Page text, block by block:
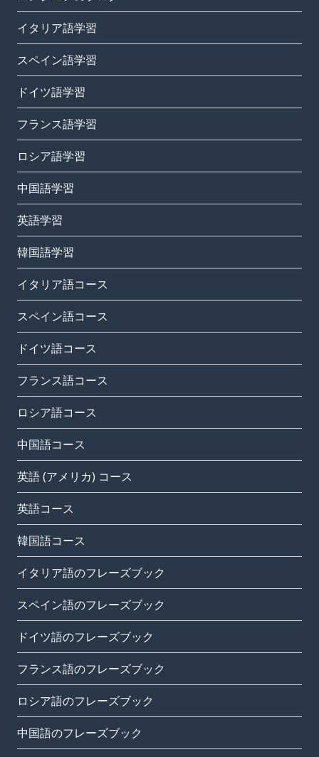
イタリア語学習
スペイン語学習
ドイツ語学習
フランス語学習
ロシア語学習
中国語学習
英語学習
韓国語学習
イタリア語コース
スペイン語コース
ドイツ語コース
フランス語コース
ロシア語コース
中国語コース
英語 (アメリカ) コース
英語コース
韓国語コース
イタリア語のフレーズブック
スペイン語のフレーズブック
ドイツ語のフレーズブック
フランス語のフレーズブック
ロシア語のフレーズブック
中国語のフレーズブック